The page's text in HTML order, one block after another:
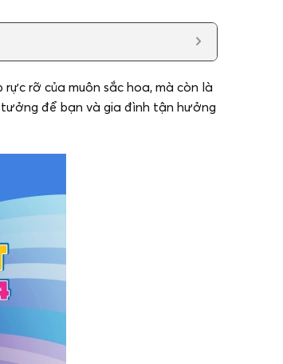
rỡ của muôn sắc hoa, mà còn là
tưởng để bạn và gia đình tận hưởng